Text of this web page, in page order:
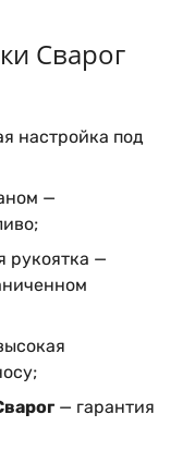
Сварог
настройка под
—
рукоятка —
— гарантия